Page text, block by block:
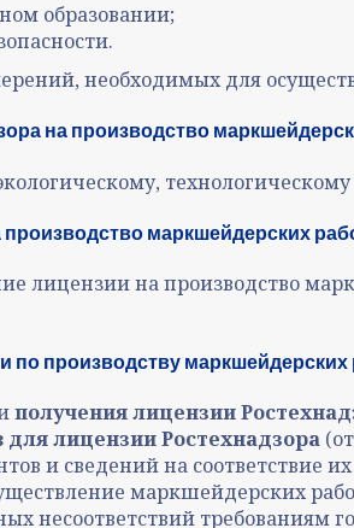
образовании;
необходимых для
на производство
маркшейдерских
лицензии на производство
производству
получения лицензии
лицензии Ростехнадзора
и сведений на
маркшейдерских
несоответствий требованиям